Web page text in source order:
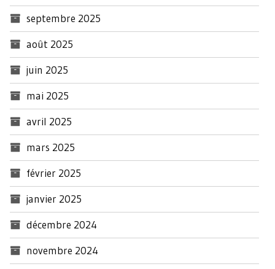
septembre 2025
août 2025
juin 2025
mai 2025
avril 2025
mars 2025
février 2025
janvier 2025
décembre 2024
novembre 2024